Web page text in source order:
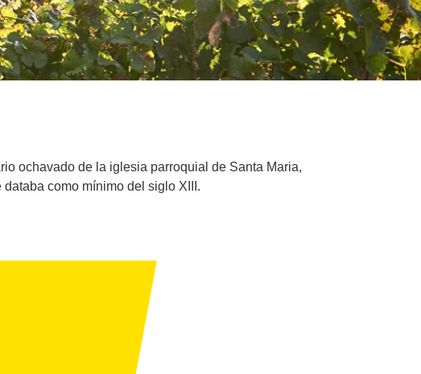
ochavado de la iglesia parroquial de Santa Maria,
como mínimo del siglo XIII.